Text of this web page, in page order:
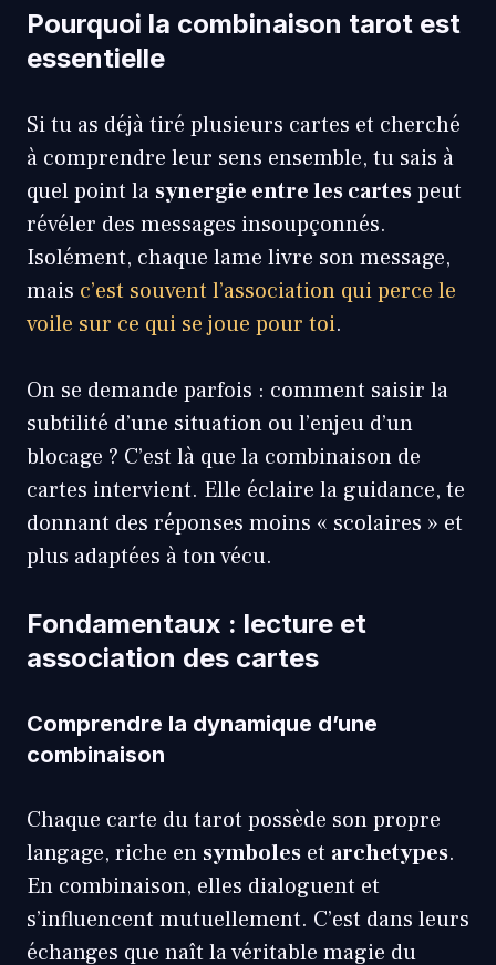
Pourquoi la combinaison tarot est
essentielle
Si tu as déjà tiré plusieurs cartes et cherché
à comprendre leur sens ensemble, tu sais à
quel point la synergie entre les cartespeut
révéler des messages insoupçonnés.
Isolément, chaque lame livre son message,
mais c’est souvent l’association qui perce le
voile sur ce qui se joue pour toi.
On se demande parfois : comment saisir la
subtilité d’une situation ou l’enjeu d’un
blocage ? C’est là que la combinaison de
cartes intervient. Elle éclaire la guidance, te
donnant des réponses moins « scolaires » et
plus adaptées à ton vécu.
Fondamentaux : lecture et
association des cartes
Comprendre la dynamique d’une
combinaison
Chaque carte du tarot possède son propre
langage, riche en symboles et archetypes.
En combinaison, elles dialoguent et
s’influencent mutuellement. C’est dans leurs
échanges que naît la véritable magie du